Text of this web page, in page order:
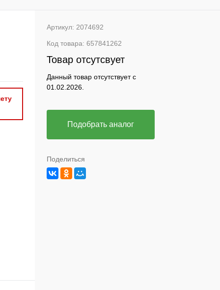
Артикул: 2074692
Код товара: 657841262
Товар отсутсвует
Данный товар отсутствует с
01.02.2026.
Подобрать аналог
Поделиться